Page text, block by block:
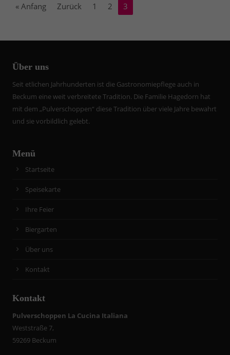
« Anfang Zurück 1 2 3
Über uns
Seit etlichen Jahrhunderten ist die Gastronomiepflege auch in
Beckum eine weit verbreitete Tradition. Die Familie Hagedorn hat
mit dem „Pulverschoppen“ diese Tradition über viele Jahre bewahrt
und sie vorbildlich gelebt.
Menü
Startseite
Speisekarte
Ihre Feier
Biergarten
Über uns
Kontakt
Kontakt
Pulverschoppen La Cucina Italiana
Weststraße 7,
59269 Beckum